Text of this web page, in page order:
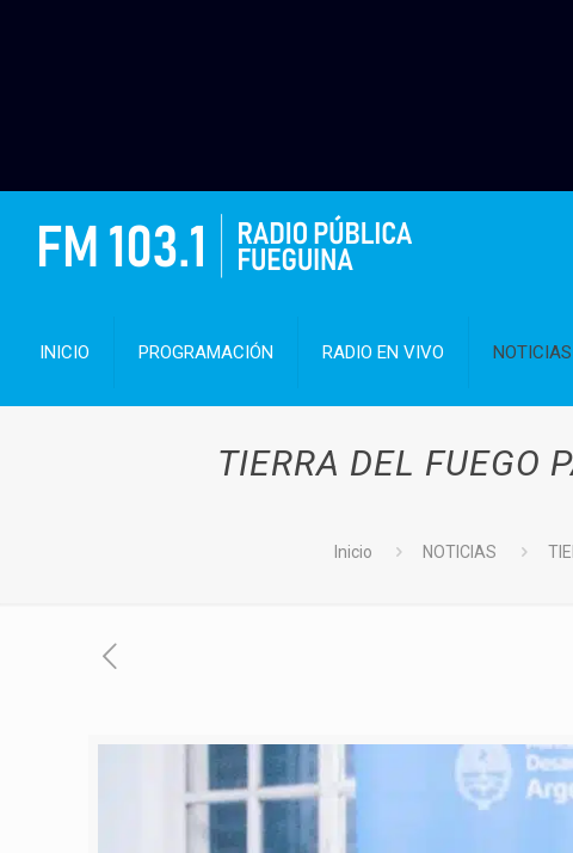
INICIO PROGRAMACIÓN RADIO EN VIVO NOTICIAS
TIERRA DEL FUEGO
Inicio NOTICIAS